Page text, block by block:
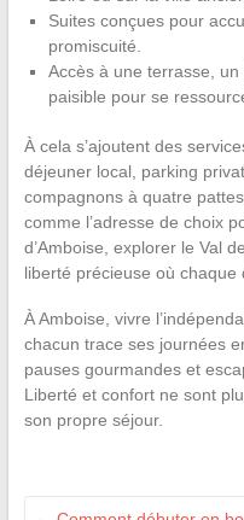
Suites conçues pour
promiscuité.
Accès à une terrasse,
paisible pour se
À cela s’ajoutent des
déjeuner local, parking
compagnons à quatre
comme l’adresse de choix
d’Amboise, explorer le Val
liberté précieuse où chaque
À Amboise, vivre
chacun trace ses journées
pauses gourmandes et
Liberté et confort ne sont
son propre séjour.